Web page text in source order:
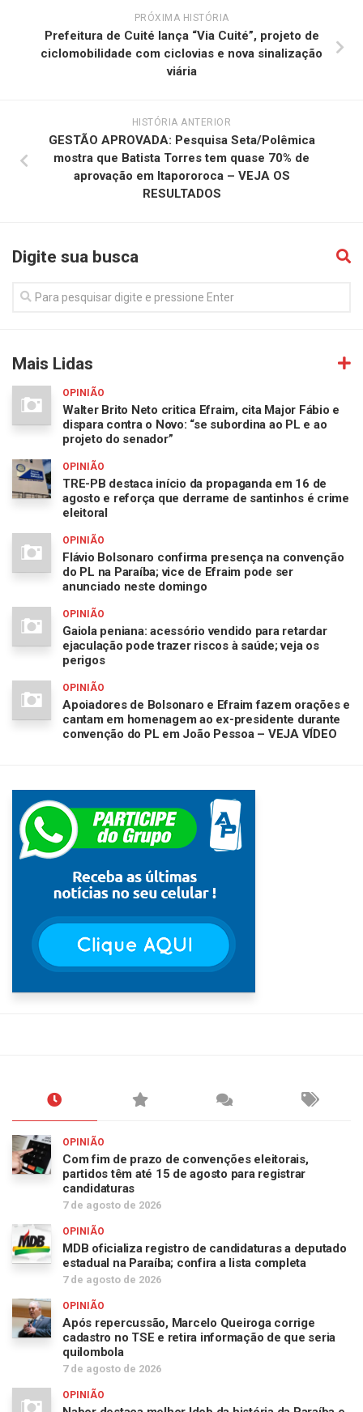
PRÓXIMA HISTÓRIA
Prefeitura de Cuité lança “Via Cuité”, projeto de
ciclomobilidade com ciclovias e nova sinalização
viária
HISTÓRIA ANTERIOR
GESTÃO APROVADA: Pesquisa Seta/Polêmica
mostra que Batista Torres tem quase 70% de
aprovação em Itapororoca – VEJA OS
RESULTADOS
Digite sua busca
Mais Lidas
OPINIÃO
Walter Brito Neto critica Efraim, cita Major Fábio e
dispara contra o Novo: “se subordina ao PL e ao
projeto do senador”
OPINIÃO
TRE-PB destaca início da propaganda em 16 de
agosto e reforça que derrame de santinhos é crime
eleitoral
OPINIÃO
Flávio Bolsonaro confirma presença na convenção
do PL na Paraíba; vice de Efraim pode ser
anunciado neste domingo
OPINIÃO
Gaiola peniana: acessório vendido para retardar
ejaculação pode trazer riscos à saúde; veja os
perigos
OPINIÃO
Apoiadores de Bolsonaro e Efraim fazem orações e
cantam em homenagem ao ex-presidente durante
convenção do PL em João Pessoa – VEJA VÍDEO
OPINIÃO
Com fim de prazo de convenções eleitorais,
partidos têm até 15 de agosto para registrar
candidaturas
7 de agosto de 2026
OPINIÃO
MDB oficializa registro de candidaturas a deputado
estadual na Paraíba; confira a lista completa
7 de agosto de 2026
OPINIÃO
Após repercussão, Marcelo Queiroga corrige
cadastro no TSE e retira informação de que seria
quilombola
7 de agosto de 2026
OPINIÃO